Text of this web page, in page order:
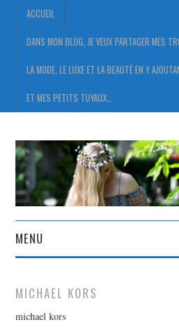
ACCUEIL
DANS MON BLOG, JE VEUX PARTAGER MES
LA MODE, LE LUXE ET LA BEAUTÉ EN Y
ET MES PETITS TUYAUX…
MENU
DANS MON BLOG, JE VEUX
MICHAEL KORS
michael kors